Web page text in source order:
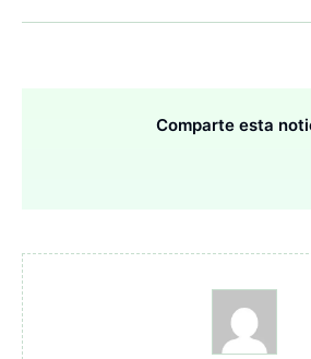
Comparte esta